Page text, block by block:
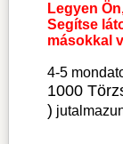
Legyen
Segítse
másokkal
4-5
1000
)